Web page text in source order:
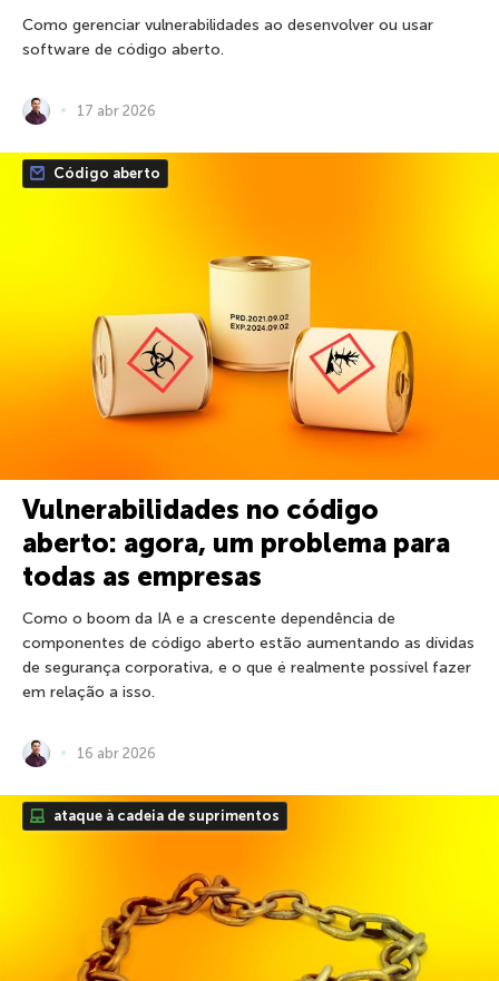
Como gerenciar vulnerabilidades ao desenvolver ou usar
software de código aberto.
17 abr 2026
Código aberto
Vulnerabilidades no código
aberto: agora, um problema para
todas as empresas
Como o boom da IA e a crescente dependência de
componentes de código aberto estão aumentando as dívidas
de segurança corporativa, e o que é realmente possível fazer
em relação a isso.
16 abr 2026
ataque à cadeia de suprimentos